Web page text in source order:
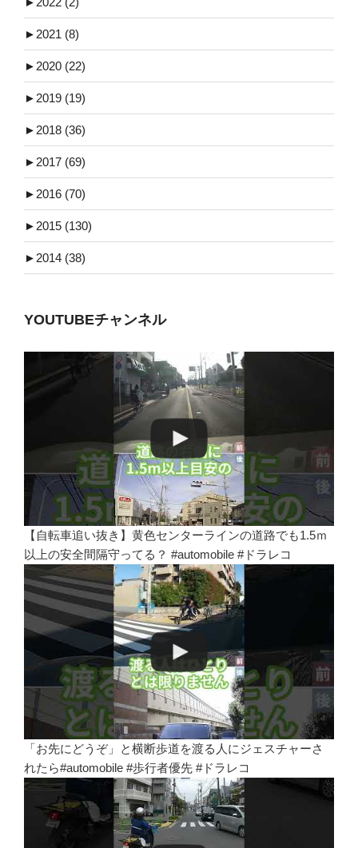
► 2021 (8)
► 2020 (22)
► 2019 (19)
► 2018 (36)
► 2017 (69)
► 2016 (70)
► 2015 (130)
► 2014 (38)
YOUTUBEチャンネル
【自転車追い抜き】黄色センターラインの道路でも1.5ｍ
以上の安全間隔守ってる？ #automobile #ドラレコ
「お先にどうぞ」と横断歩道を渡る人にジェスチャーさ
れたら#automobile #歩行者優先 #ドラレコ